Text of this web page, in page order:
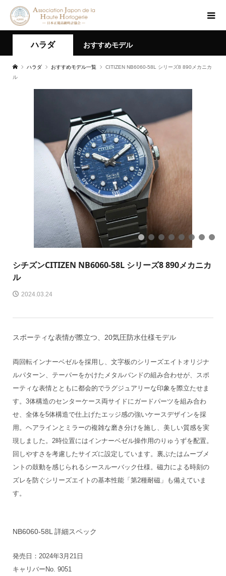
ハラダ おすすめモデル
ハラダ おすすめモデル一覧
CITIZEN NB6060-58L シリーズ8 890メカニカ
ル
1 2 3 4 5 6 7 8
シチズンCITIZEN NB6060-58L シリーズ8 890メカニカ
ル
2024.03.24
スポーティな表情が際立つ、20気圧防水仕様モデル
両回転インナーベゼルを採用し、文字板のシリーズエイトオリジナ
ルパターン、テーパーをかけたメタルバンドの組み合わせが、スポ
ーティな表情とともに都会的でラグジュアリーな印象を際立たせま
す。3体構造のセンターケース両サイドにガードパーツを組み合わ
せ、全体を5体構造で仕上げたエッジ感の強いケースデザインを採
用。ヘアラインとミラーの複雑な磨き分けを施し、美しい質感を実
現しました。2時位置にはインナーベゼル操作用のりゅうずを配置。
回しやすさを考慮したサイズに設定しています。裏ぶたはムーブメ
ントの鼓動を感じられるシースルーバック仕様。磁力による時刻の
ズレを防ぐシリーズエイトの基本性能「第2種耐磁」も備えていま
す。
NB6060-58L 詳細スペック
発売日：2024年3月21日
キャリバーNo. 9051